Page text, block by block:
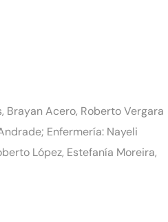
Brayan Acero, Roberto Vergara
Enfermería: Nayeli
López, Estefanía Moreira,